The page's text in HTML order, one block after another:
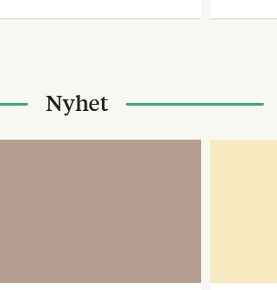
Nyhet